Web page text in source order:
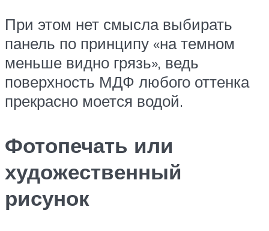
При этом нет смысла выбирать
панель по принципу «на темном
меньше видно грязь», ведь
поверхность МДФ любого оттенка
прекрасно моется водой.
Фотопечать или
художественный
рисунок